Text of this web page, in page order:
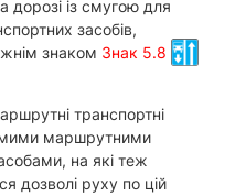
дорозі із смугою для
засобів,
знаком Знак 5.8
транспортні
маршрутними
на які теж
дозволі руху по цій